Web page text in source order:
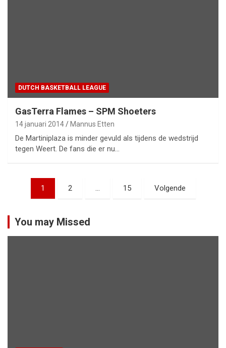
DUTCH BASKETBALL LEAGUE
GasTerra Flames – SPM Shoeters
14 januari 2014 Mannus Etten
De Martiniplaza is minder gevuld als tijdens de wedstrijd
tegen Weert. De fans die er nu…
Berichtnavigatie
1 2 … 15 Volgende
You may Missed